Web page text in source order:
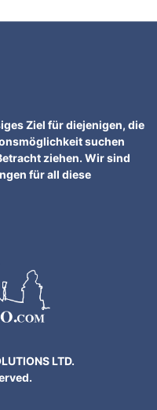
Ziel für diejenigen, die
suchen
ziehen. Wir sind
für all diese
LTD.